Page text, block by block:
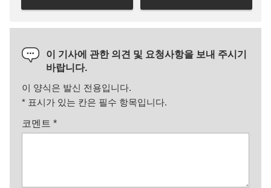
이 기사에 관한 의견 및 요청사항을 보내 주시기
바랍니다.
이 양식은 발신 전용입니다.
* 표시가 있는 칸은 필수 항목입니다.
코멘트 *